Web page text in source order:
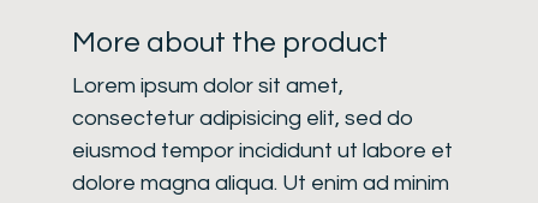
More about the product
Lorem ipsum dolor sit amet,
consectetur adipisicing elit, sed do
eiusmod tempor incididunt ut labore et
dolore magna aliqua. Ut enim ad minim